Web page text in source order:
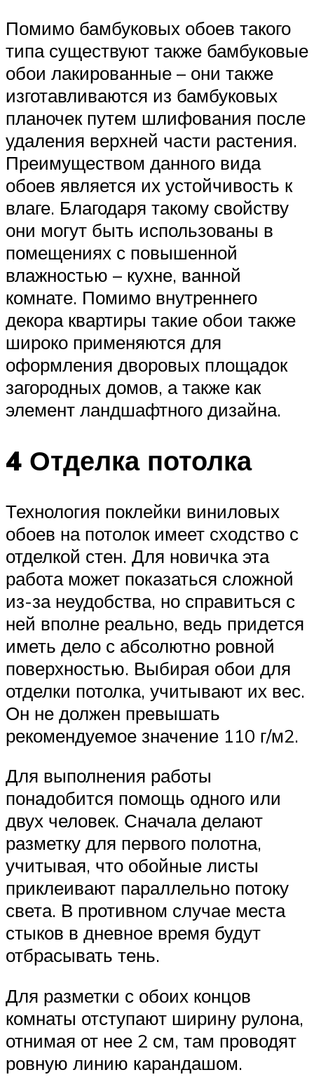
Помимо бамбуковых обоев такого
типа существуют также бамбуковые
обои лакированные – они также
изготавливаются из бамбуковых
планочек путем шлифования после
удаления верхней части растения.
Преимуществом данного вида
обоев является их устойчивость к
влаге. Благодаря такому свойству
они могут быть использованы в
помещениях с повышенной
влажностью – кухне, ванной
комнате. Помимо внутреннего
декора квартиры такие обои также
широко применяются для
оформления дворовых площадок
загородных домов, а также как
элемент ландшафтного дизайна.
4 Отделка потолка
Технология поклейки виниловых
обоев на потолок имеет сходство с
отделкой стен. Для новичка эта
работа может показаться сложной
из-за неудобства, но справиться с
ней вполне реально, ведь придется
иметь дело с абсолютно ровной
поверхностью. Выбирая обои для
отделки потолка, учитывают их вес.
Он не должен превышать
рекомендуемое значение 110 г/м2.
Для выполнения работы
понадобится помощь одного или
двух человек. Сначала делают
разметку для первого полотна,
учитывая, что обойные листы
приклеивают параллельно потоку
света. В противном случае места
стыков в дневное время будут
отбрасывать тень.
Для разметки с обоих концов
комнаты отступают ширину рулона,
отнимая от нее 2 см, там проводят
ровную линию карандашом.